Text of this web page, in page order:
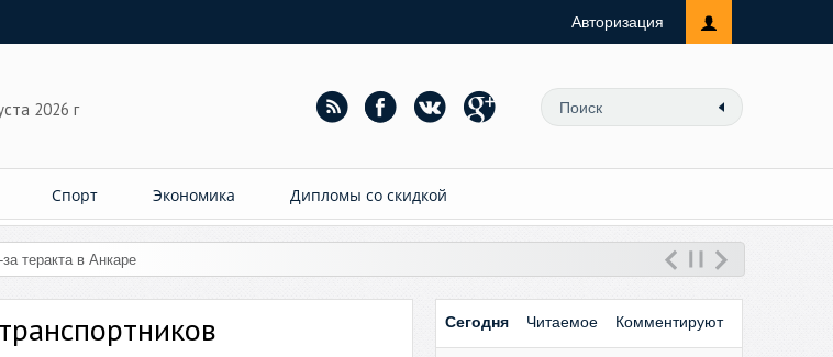
Авторизация
2026 г
Спорт Экономика Дипломы со скидкой
теракта в Анкаре
Сегодня Читаемое Комментируют